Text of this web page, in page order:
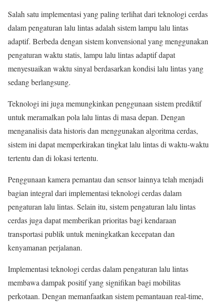
Salah satu implementasi yang paling terlihat dari teknologi cerdas
dalam pengaturan lalu lintas adalah sistem lampu lalu lintas
adaptif. Berbeda dengan sistem konvensional yang menggunakan
pengaturan waktu statis, lampu lalu lintas adaptif dapat
menyesuaikan waktu sinyal berdasarkan kondisi lalu lintas yang
sedang berlangsung.
Teknologi ini juga memungkinkan penggunaan sistem prediktif
untuk meramalkan pola lalu lintas di masa depan. Dengan
menganalisis data historis dan menggunakan algoritma cerdas,
sistem ini dapat memperkirakan tingkat lalu lintas di waktu-waktu
tertentu dan di lokasi tertentu.
Penggunaan kamera pemantau dan sensor lainnya telah menjadi
bagian integral dari implementasi teknologi cerdas dalam
pengaturan lalu lintas. Selain itu, sistem pengaturan lalu lintas
cerdas juga dapat memberikan prioritas bagi kendaraan
transportasi publik untuk meningkatkan kecepatan dan
kenyamanan perjalanan.
Implementasi teknologi cerdas dalam pengaturan lalu lintas
membawa dampak positif yang signifikan bagi mobilitas
perkotaan. Dengan memanfaatkan sistem pemantauan real-time,